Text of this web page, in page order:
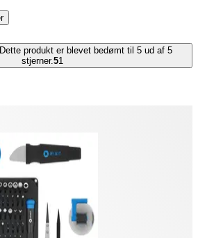
produkt er blevet bedømt til 5 ud af 5
stjerner.51